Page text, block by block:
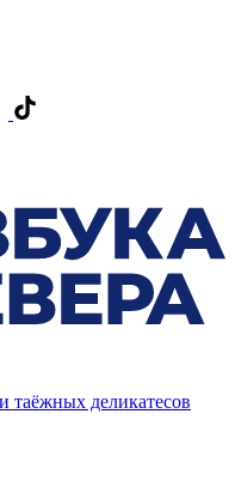
таёжных деликатесов